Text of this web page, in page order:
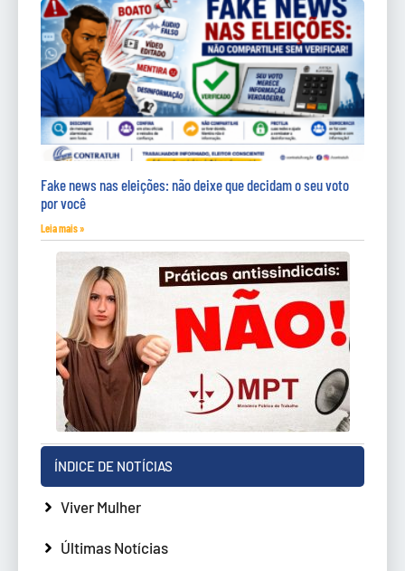
Fake news nas eleições: não deixe que decidam o seu voto
por você
Leia mais »
ÍNDICE DE NOTÍCIAS
Viver Mulher
Últimas Notícias